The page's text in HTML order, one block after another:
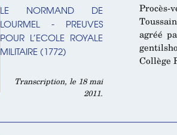
LE NORMAND DE
LOURMEL - PREUVES
POUR L’ECOLE ROYALE
MILITAIRE (1772)
Transcription, le 18 mai
2011.
agréé
Collège